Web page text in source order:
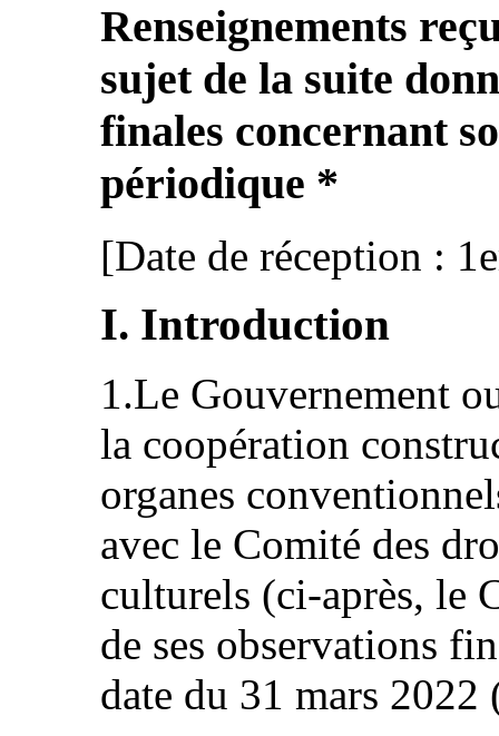
Renseignements
sujet de la suite
finales concernant
périodique *
[Date de réception :
I. Introduction
1.Le Gouvernement
la coopération
organes
avec le Comité des
culturels (ci-après, le
de ses observations
date du 31 mars